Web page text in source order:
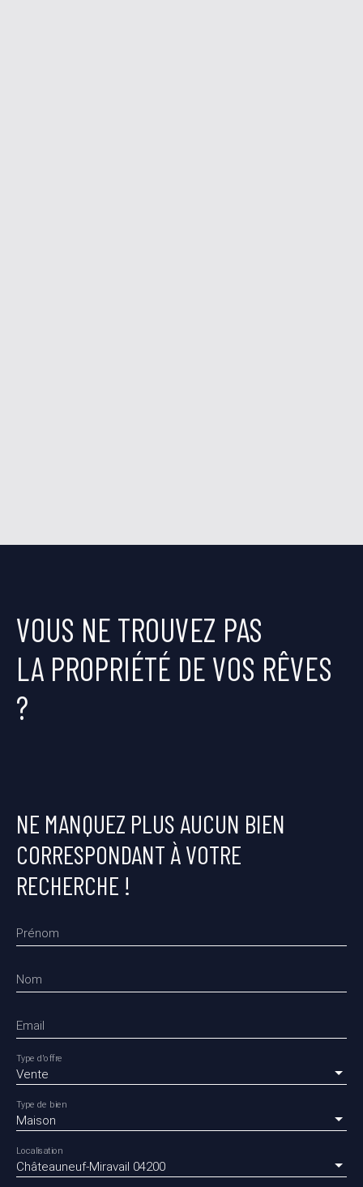
VOUS NE TROUVEZ PAS
LA PROPRIÉTÉ DE VOS RÊVES
?
NE MANQUEZ PLUS AUCUN BIEN
CORRESPONDANT À VOTRE
RECHERCHE !
Prénom
Nom
Email
Vente
Type d'offre
Maison
Type de bien
Châteauneuf-Miravail 04200
Localisation